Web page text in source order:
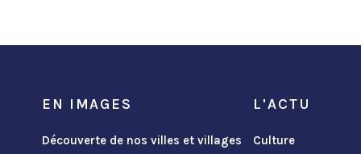
EN IMAGES
Découverte de nos villes et villages
L'ACTU
Culture